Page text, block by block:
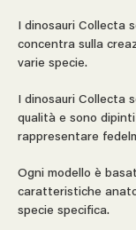
I dinosauri Collecta
concentra sulla
varie specie.
I dinosauri Collecta
qualità e sono
rappresentare
Ogni modello è
caratteristiche
specie specifica.